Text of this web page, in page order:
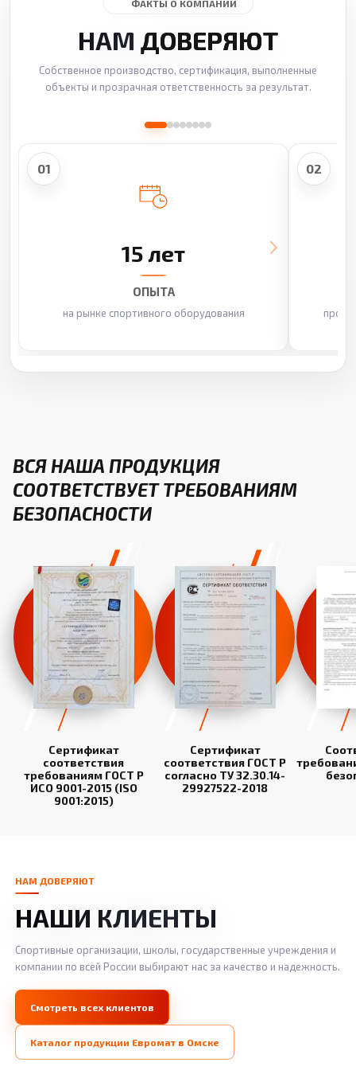
ФАКТЫ О КОМПАНИИ
НАМ ДОВЕРЯЮТ
Собственное производство, сертификация, выполненные
объекты и прозрачная ответственность за результат.
01
15 лет
ОПЫТА
на рынке спортивного оборудования
02
ВСЯ НАША ПРОДУКЦИЯ
СООТВЕТСТВУЕТ ТРЕБОВАНИЯМ
БЕЗОПАСНОСТИ
Сертификат
соответствия
требованиям ГОСТ Р
ИСО 9001-2015 (ISO
9001:2015)
Сертификат
соответствия ГОСТ Р
согласно ТУ 32.30.14-
29927522-2018
НАМ ДОВЕРЯЮТ
НАШИ КЛИЕНТЫ
Спортивные организации, школы, государственные учреждения и
компании по всей России выбирают нас за качество и надежность.
Смотреть всех клиентов
Каталог продукции Евромат в Омске